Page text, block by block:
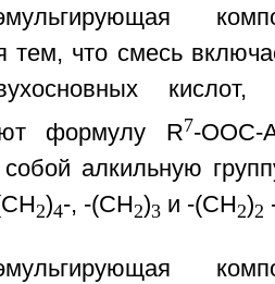
тем, что смесь
кислот,
формулу R7-OOC-
собой алкильную
2)4-, -(СН2)3 и -(СН2)2